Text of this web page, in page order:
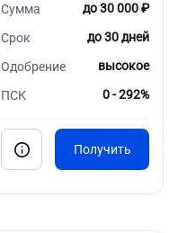
Сумма до 30 000 ₽
Срок до 30 дней
Одобрение высокое
ПСК 0 - 292%